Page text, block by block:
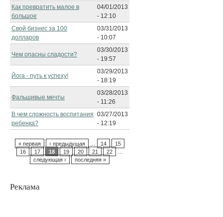
Как превратить малое в
большое
04/01/2013
- 12:10
Свой бизнес за 100
долларов
03/31/2013
- 10:07
Чем опасны сладости?
03/30/2013
- 19:57
Йога - путь к успеху!
03/29/2013
- 18:19
Фальшивые мечты
03/28/2013
- 11:26
В чем сложность воспитания
ребенка?
03/27/2013
- 12:19
« первая ‹ предыдущая 14
15
16
17 18 19 20 21 22
следующая ›
последняя »
Реклама